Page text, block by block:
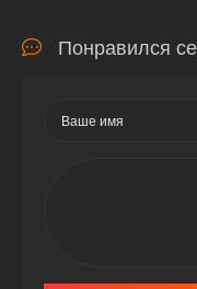
Понравился